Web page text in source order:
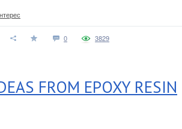
0 3829
FROM EPOXY RESIN